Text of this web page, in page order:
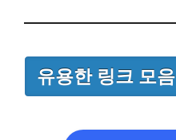
유용한 링크 모음